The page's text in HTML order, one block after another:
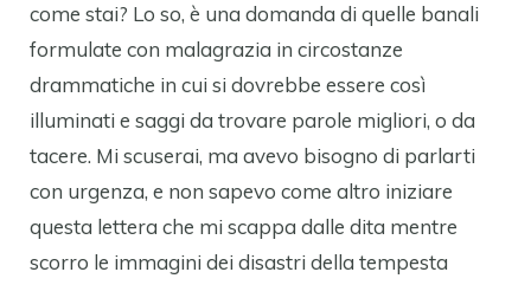
come stai? Lo so, è una domanda di quelle banali
formulate con malagrazia in circostanze
drammatiche in cui si dovrebbe essere così
illuminati e saggi da trovare parole migliori, o da
tacere. Mi scuserai, ma avevo bisogno di parlarti
con urgenza, e non sapevo come altro iniziare
questa lettera che mi scappa dalle dita mentre
scorro le immagini dei disastri della tempesta